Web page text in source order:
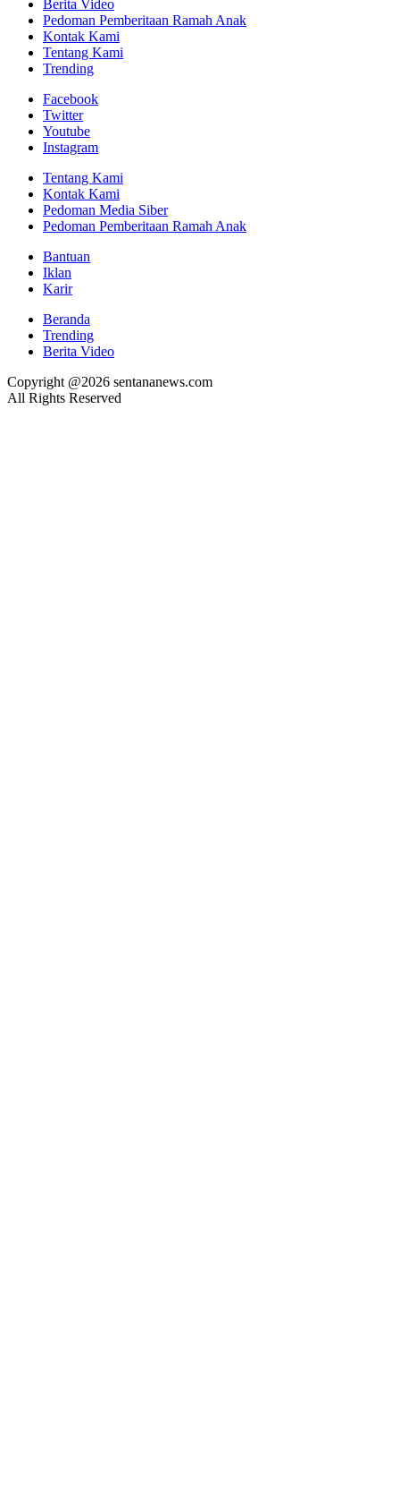
Berita Video
Pedoman Pemberitaan Ramah Anak
Kontak Kami
Tentang Kami
Trending
Facebook
Twitter
Youtube
Instagram
Tentang Kami
Kontak Kami
Pedoman Media Siber
Pedoman Pemberitaan Ramah Anak
Bantuan
Iklan
Karir
Beranda
Trending
Berita Video
Copyright @2026 sentananews.com
All Rights Reserved